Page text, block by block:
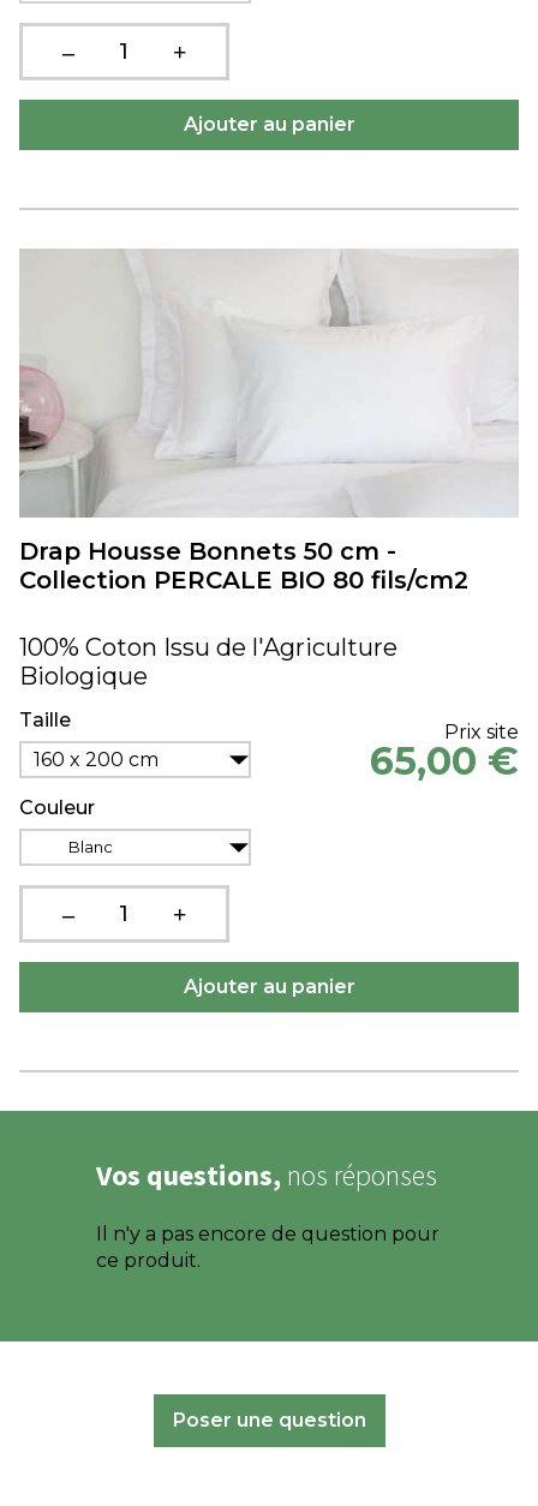
Drap Housse Bonnets 50 cm -
Collection PERCALE BIO 80 fils/cm2
100% Coton Issu de l'Agriculture
Biologique
Taille
160 x 200 cm
Couleur
Blanc
Prix site
65,00 €
Vos questions, nos réponses
Il n'y a pas encore de question pour
ce produit.
Poser une question